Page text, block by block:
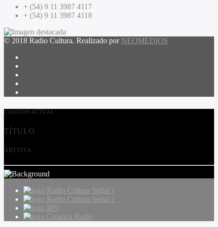
+ (54) 9 11 3987 4117
+ (54) 9 11 3987 4118
© 2018 Radio Cultura. Realizado por NEOMEDIOS
CANCIÓN ACTUAL
TÍTULO
ARTISTA
Radio Cultura Señal 1
Radio Cultura Señal 2
RFI
Creativa Radio